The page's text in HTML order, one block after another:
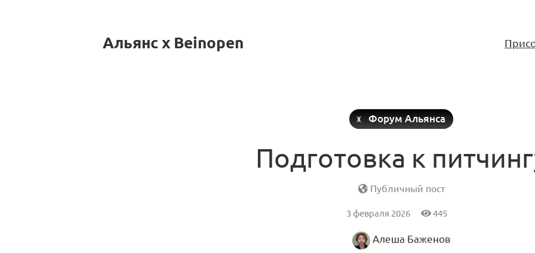
Альянс x Beinopen
Форум Альянса
Подготовка к
Публичный пост
3 февраля 2026 445
Алеша Баженов